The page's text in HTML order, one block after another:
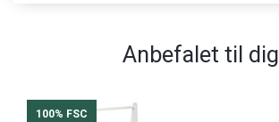
Anbefalet til dig
100% FSC